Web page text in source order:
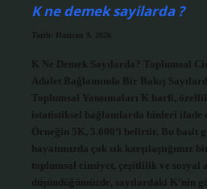
K ne demek sayilarda ?
Tarih: Haziran 9, 2026
K Ne Demek Sayılarda? Toplumsal
Adalet Bağlamında Bir Bakış
Toplumsal Yansımaları K harfi,
istatistiksel bağlamlarda binleri ifade
Örneğin 5K, 5.000’i belirtir. Bu basit
hayatımızda çok sık
toplumsal cinsiyet, çeşitlilik ve sosyal
düşündüğümüzde, sayılardaki K’nin